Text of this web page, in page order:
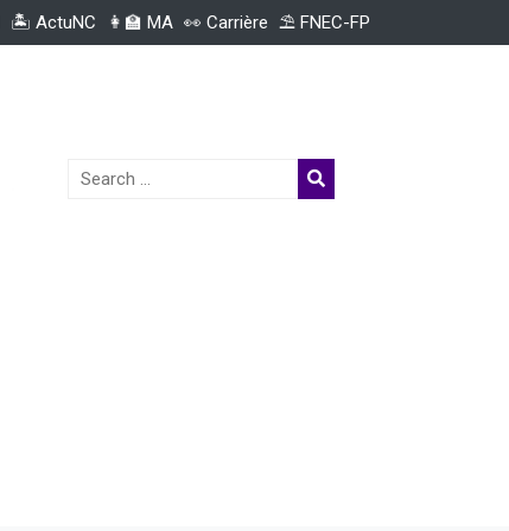
🏝️ ActuNC 👩‍🏫 MA 👀 Carrière ⛱️ FNEC-FP
Search